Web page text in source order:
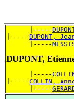
      |-----
|-----DUPONT,
      |-----
DUPONT,
      |-----
|-----COLLIN,
      |-----